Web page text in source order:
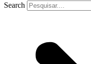
Search